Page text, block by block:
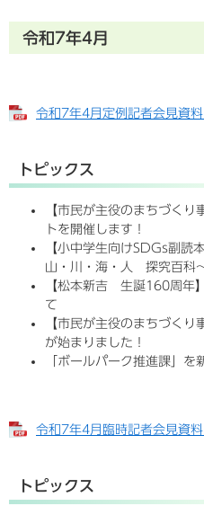
令和7年4月
令和7年4月定例記者会見資
トピックス
【市民が主役のまちづくり
トを開催します！
【小中学生向けSDGs副読
山・川・海・人 探究百科
【松本新吉 生誕160周年
て
【市民が主役のまちづくり
が始まりました！
「ボールパーク推進課」を
令和7年4月臨時記者会見資
トピックス